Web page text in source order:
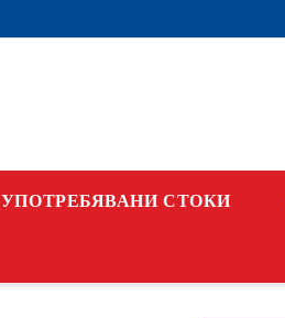
УПОТРЕБЯВАНИ СТОКИ